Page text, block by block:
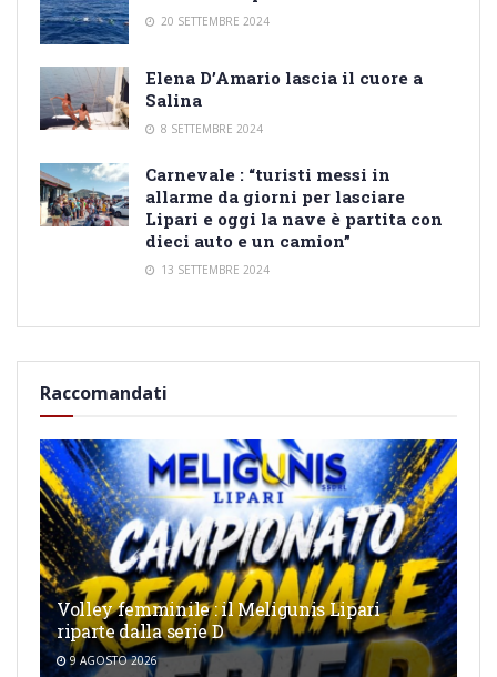
20 SETTEMBRE 2024
Elena D’Amario lascia il cuore a
Salina
8 SETTEMBRE 2024
Carnevale : “turisti messi in
allarme da giorni per lasciare
Lipari e oggi la nave è partita con
dieci auto e un camion”
13 SETTEMBRE 2024
Raccomandati
Volley femminile : il Meligunis Lipari
riparte dalla serie D
9 AGOSTO 2026